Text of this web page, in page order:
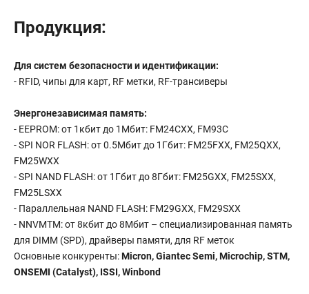
Продукция:
Для систем безопасности и идентификации:
- RFID, чипы для карт, RF метки, RF-трансиверы
Энергонезависимая память:
- EEPROM: от 1кбит до 1Мбит: FM24CXX, FM93C
- SPI NOR FLASH: от 0.5Мбит до 1Гбит: FM25FXX, FM25QXX,
FM25WXX
- SPI NAND FLASH: от 1Гбит до 8Гбит: FM25GXX, FM25SXX,
FM25LSXX
- Параллельная NAND FLASH: FM29GXX, FM29SXX
- NNVMTM: от 8кбит до 8Мбит – специализированная память
для DIMM (SPD), драйверы памяти, для RF меток
Основные конкуренты:Micron, Giantec Semi, Microchip, STM,
ONSEMI (Catalyst), ISSI, Winbond